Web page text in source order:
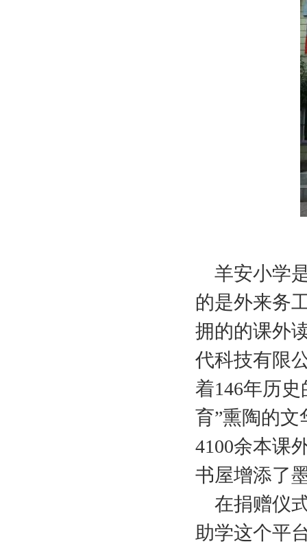
羊安小学
的是外来务
拥的的课外
代科技有限
着146年历
育”熏陶的
4100余本课
书屋增添了
在捐赠仪
助学这个平